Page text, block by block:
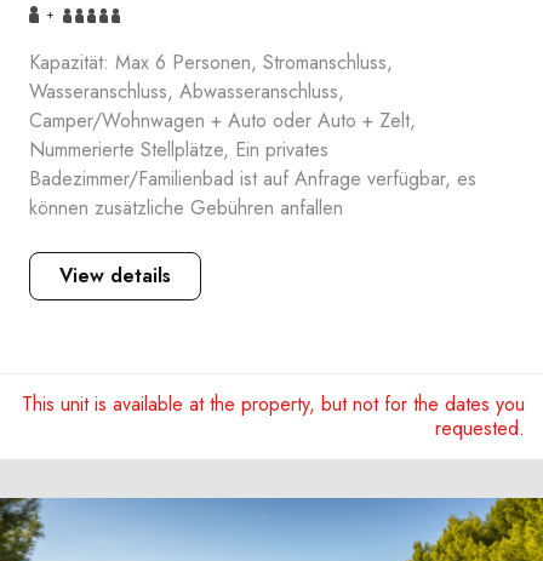
+
Kapazität: Max 6 Personen, Stromanschluss,
Wasseranschluss, Abwasseranschluss,
Camper/Wohnwagen + Auto oder Auto + Zelt,
Nummerierte Stellplätze, Ein privates
Badezimmer/Familienbad ist auf Anfrage verfügbar, es
können zusätzliche Gebühren anfallen
View details
This unit is available at the property, but not for the dates you
requested.